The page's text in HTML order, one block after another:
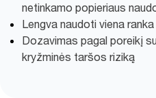
netinkamo popieriaus
Lengva naudoti viena ranka
Dozavimas pagal poreikį
kryžminės taršos riziką